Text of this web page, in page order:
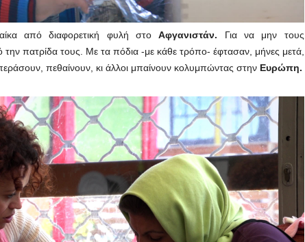
από διαφορετική φυλή στοΑφγανιστάν. Για να μην τους
πατρίδα τους. Με τα πόδια -με κάθε τρόπο- έφτασαν, μήνες μετά,
πεθαίνουν, κι άλλοι μπαίνουν κολυμπώντας στην Ευρώπη.